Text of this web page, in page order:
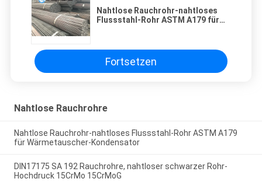
Nahtlose Rauchrohr-nahtloses
Flussstahl-Rohr ASTM A179 für
Fortsetzen
Nahtlose Rauchrohre
Nahtlose Rauchrohr-nahtloses Flussstahl-Rohr ASTM A179
für Wärmetauscher-Kondensator
DIN17175 SA 192 Rauchrohre, nahtloser schwarzer Rohr-
Hochdruck 15CrMo 15CrMoG